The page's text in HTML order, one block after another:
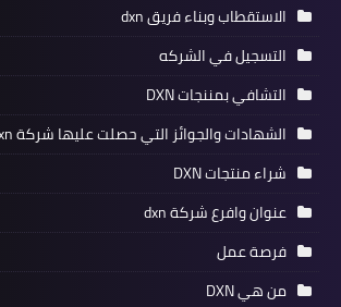
الاستقطاب وبناء فريق dxn
التسجيل في الشركه
التشافي بمننجات DXN
الشهادات والجوائز التي حصلت عليها شركة dxn
شراء منتجات DXN
عنوان وافرع شركة dxn
فرصة عمل
من هي DXN